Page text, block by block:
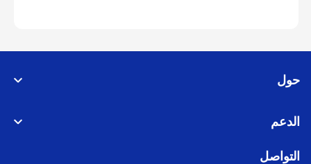
حول
الدعم
التواصل